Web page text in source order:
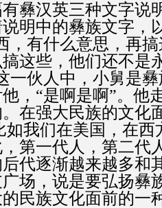
彝汉英三种文字说
明中的彝族文字，
，有什么意思，再
这些，他们还不是
一伙人中，小舅是
，“是啊是啊”。他
在强大民族的文化
如我们在美国，在
第一代人，第二代
代逐渐越来越多和
场，说是要弘扬彝
民族文化面前的一